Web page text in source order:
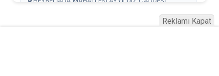
Reklamı Kapat